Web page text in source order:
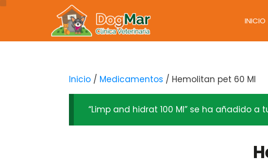
INICIO
Inicio / Medicamentos / Hemolitan pet 60 Ml
“Limp and hidrat 100 Ml” se ha añadido a